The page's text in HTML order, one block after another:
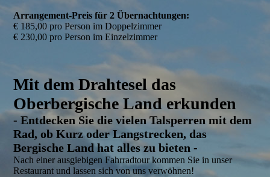
Arrangement-Preis für 2 Übernachtungen:
€ 185,00 pro Person im Doppelzimmer
€ 230,00 pro Person im Einzelzimmer
Mit dem Drahtesel das
Oberbergische Land erkunden
- Entdecken Sie die vielen Talsperren mit dem
Rad, ob Kurz oder Langstrecken, das
Bergische Land hat alles zu bieten -
Nach einer ausgiebigen Fahrradtour kommen Sie in unser
Restaurant und lassen sich von uns verwöhnen!